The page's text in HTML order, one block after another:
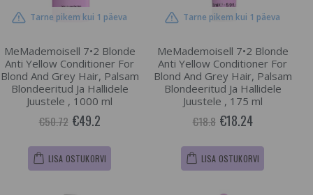
Tarne pikem kui 1 päeva
MeMademoisell 7•2 Blonde
Anti Yellow Conditioner For
Blond And Grey Hair, Palsam
Blondeeritud Ja Hallidele
Juustele , 1000 ml
€50.72 €49.2
LISA OSTUKORVI
Tarne pikem kui 1 päeva
MeMademoisell 7•2 Blonde
Anti Yellow Conditioner For
Blond And Grey Hair, Palsam
Blondeeritud Ja Hallidele
Juustele , 175 ml
€18.8 €18.24
LISA OSTUKORVI